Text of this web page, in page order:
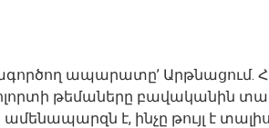
ապարատը’
թեմաները բավականին
է, ինչը թույլ է